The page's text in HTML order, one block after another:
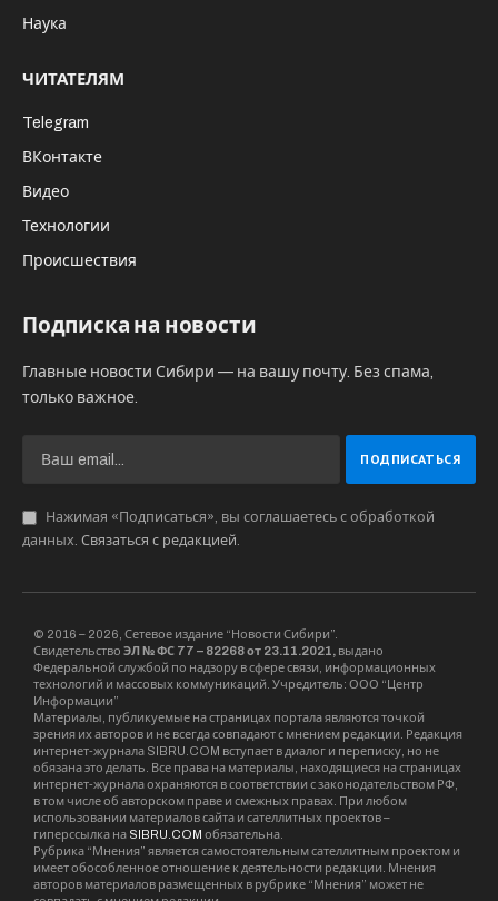
Наука
ЧИТАТЕЛЯМ
Telegram
ВКонтакте
Видео
Технологии
Происшествия
Подписка на новости
Главные новости Сибири — на вашу почту. Без спама,
только важное.
Нажимая «Подписаться», вы соглашаетесь с обработкой
данных. Связаться с редакцией.
© 2016 – 2026, Сетевое издание “Новости Сибири”.
Свидетельство ЭЛ № ФС 77 – 82268 от 23.11.2021, выдано
Федеральной службой по надзору в сфере связи, информационных
технологий и массовых коммуникаций. Учредитель: ООО “Центр
Информации”
Материалы, публикуемые на страницах портала являются точкой
зрения их авторов и не всегда совпадают с мнением редакции. Редакция
интернет-журнала SIBRU.COM вступает в диалог и переписку, но не
обязана это делать. Все права на материалы, находящиеся на страницах
интернет-журнала охраняются в соответствии с законодательством РФ,
в том числе об авторском праве и смежных правах. При любом
использовании материалов сайта и сателлитных проектов –
гиперссылка на SIBRU.COM обязательна.
Рубрика “Мнения” является самостоятельным сателлитным проектом и
имеет обособленное отношение к деятельности редакции. Мнения
авторов материалов размещенных в рубрике “Мнения” может не